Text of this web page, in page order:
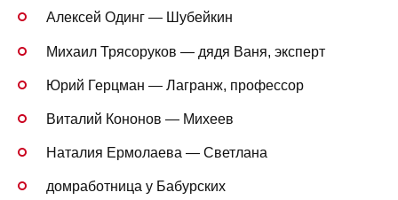
Алексей Одинг — Шубейкин
Михаил Трясоруков — дядя Ваня, эксперт
Юрий Герцман — Лагранж, профессор
Виталий Кононов — Михеев
Наталия Ермолаева — Светлана
домработница у Бабурских